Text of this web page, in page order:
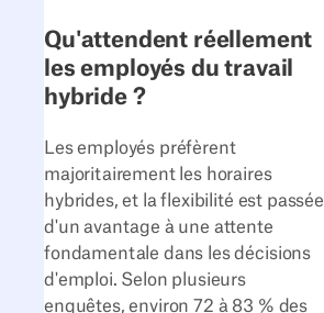
Qu'attendent réellement
les employés du travail
hybride ?
Les employés préfèrent
majoritairement les horaires
hybrides, et la flexibilité est passée
d'un avantage à une attente
fondamentale dans les décisions
d'emploi. Selon plusieurs
enquêtes, environ 72 à 83 % des